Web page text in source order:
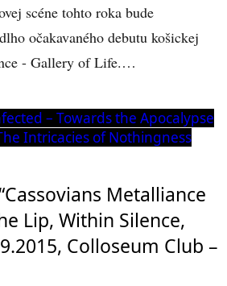
scéne tohto roka bude
očakavaného debutu košickej
- Gallery of Life.…
– Towards the Apocalypse
Intricacies of Nothingness
Metalliance
Lip, Within Silence,
Colloseum Club –